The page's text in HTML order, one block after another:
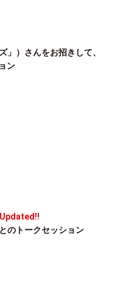
」）さんをお招きして、
ン
のトークセッション